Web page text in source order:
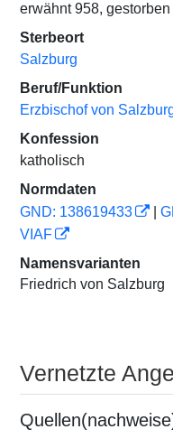
erwähnt 958, gestorben
Sterbeort
Salzburg
Beruf/Funktion
Erzbischof von
Konfession
katholisch
Normdaten
GND: 138619433
VIAF
Namensvarianten
Friedrich von Salzburg
Vernetzte